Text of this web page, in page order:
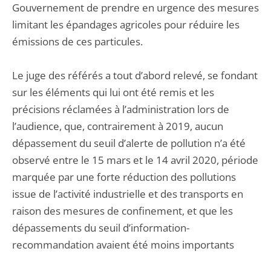
Gouvernement de prendre en urgence des mesures
limitant les épandages agricoles pour réduire les
émissions de ces particules.
Le juge des référés a tout d’abord relevé, se fondant
sur les éléments qui lui ont été remis et les
précisions réclamées à l’administration lors de
l’audience, que, contrairement à 2019, aucun
dépassement du seuil d’alerte de pollution n’a été
observé entre le 15 mars et le 14 avril 2020, période
marquée par une forte réduction des pollutions
issue de l’activité industrielle et des transports en
raison des mesures de confinement, et que les
dépassements du seuil d’information-
recommandation avaient été moins importants